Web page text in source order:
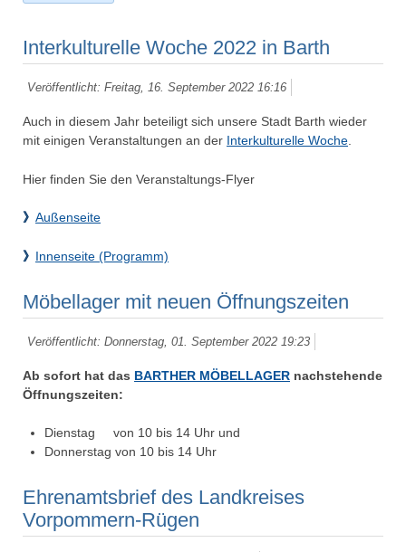
Interkulturelle Woche 2022 in Barth
Veröffentlicht: Freitag, 16. September 2022 16:16
Auch in diesem Jahr beteiligt sich unsere Stadt Barth wieder
mit einigen Veranstaltungen an der Interkulturelle Woche.
Hier finden Sie den Veranstaltungs-Flyer
》 Außenseite
》 Innenseite (Programm)
Möbellager mit neuen Öffnungszeiten
Veröffentlicht: Donnerstag, 01. September 2022 19:23
Ab sofort hat das BARTHER MÖBELLAGER nachstehende
Öffnungszeiten:
Dienstag von 10 bis 14 Uhr und
Donnerstag von 10 bis 14 Uhr
Ehrenamtsbrief des Landkreises
Vorpommern-Rügen